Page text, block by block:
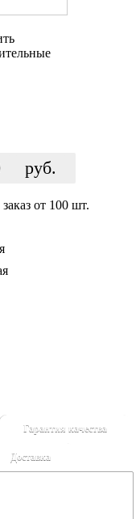
руб.
заказ от 100 шт.
Гарантия качества
Доставка